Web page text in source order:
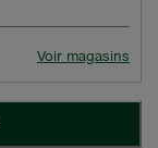
Voir magasins